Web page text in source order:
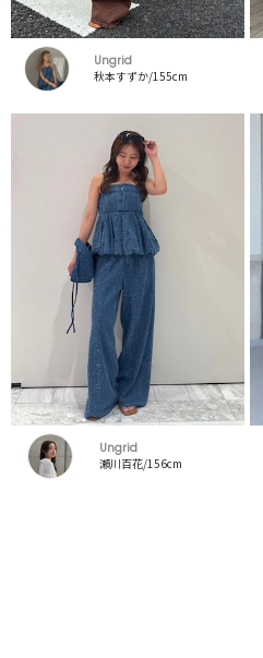
Ungrid
秋本すずか/155cm
Ungrid
瀬川百花/156cm